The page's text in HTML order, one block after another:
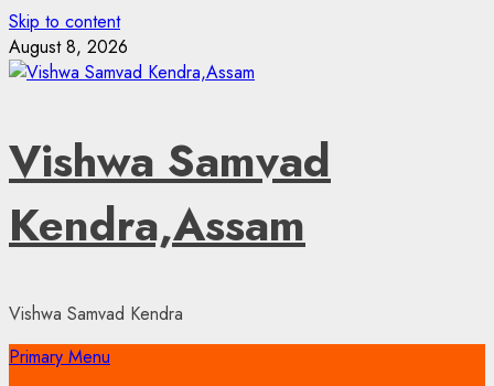
Skip to content
August 8, 2026
Vishwa Samvad
Kendra,Assam
Vishwa Samvad Kendra
Primary Menu